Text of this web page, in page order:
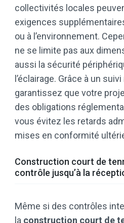
collectivités locales
exigences
ou à l’environnement.
ne se limite pas aux
aussi la sécurité
l’éclairage. Grâce à un
garantissez que votre
des obligations
vous évitez les retards
mises en conformité
Construction court de
contrôle jusqu’à la
Même si des contrôles
la construction court de